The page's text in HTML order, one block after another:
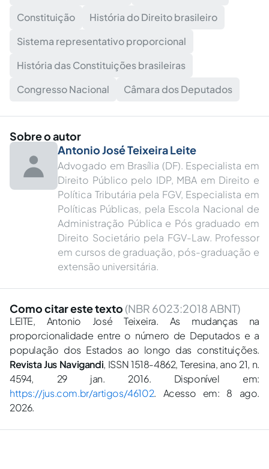
Constituição
História do Direito brasileiro
Sistema representativo proporcional
História das Constituições brasileiras
Congresso Nacional
Câmara dos Deputados
Sobre o autor
Antonio José Teixeira Leite
Advogado em Brasília (DF). Especialista em
Direito Público pelo IDP, MBA em Direito e
Política Tributária pela FGV, Especialista em
Políticas Públicas, pela Escola Nacional de
Administração Pública e Pós graduado em
Direito Societário pela FGV-Law. Professor
em cursos de graduação, pós-graduação e
extensão universitária.
Como citar este texto (NBR 6023:2018 ABNT)
LEITE, Antonio José Teixeira. As mudanças na
proporcionalidade entre o número de Deputados e a
população dos Estados ao longo das constituições.
Revista Jus Navigandi, ISSN 1518-4862, Teresina, ano 21, n.
4594, 29 jan. 2016. Disponível em:
https://jus.com.br/artigos/46102. Acesso em: 8 ago.
2026.